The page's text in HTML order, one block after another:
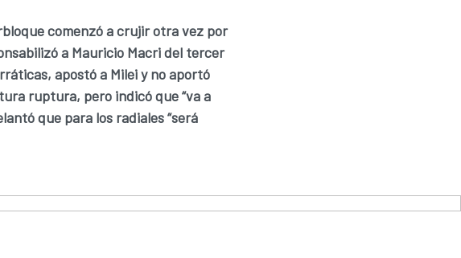
comenzó a crujir otra vez por
a Mauricio Macri del tercer
apostó a Milei y no aportó
ruptura, pero indicó que “va a
que para los radiales “será